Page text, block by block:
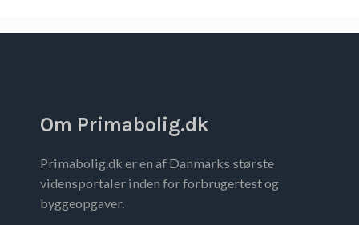
Om Primabolig.dk
Primabolig.dk er en af Danmarks største
vidensportaler inden for forbrugertest og
byggeopgaver.